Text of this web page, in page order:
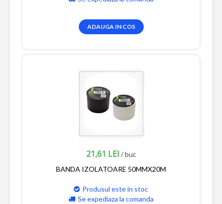
ADAUGA IN COS
21,61 LEI / buc
BANDA IZOLATOARE 50MMX20M
Produsul este in stoc
Se expediaza la comanda